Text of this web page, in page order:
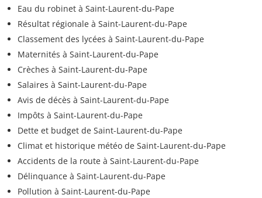
Eau du robinet à Saint-Laurent-du-Pape
Résultat régionale à Saint-Laurent-du-Pape
Classement des lycées à Saint-Laurent-du-Pape
Maternités à Saint-Laurent-du-Pape
Crèches à Saint-Laurent-du-Pape
Salaires à Saint-Laurent-du-Pape
Avis de décès à Saint-Laurent-du-Pape
Impôts à Saint-Laurent-du-Pape
Dette et budget de Saint-Laurent-du-Pape
Climat et historique météo de Saint-Laurent-du-Pape
Accidents de la route à Saint-Laurent-du-Pape
Délinquance à Saint-Laurent-du-Pape
Pollution à Saint-Laurent-du-Pape